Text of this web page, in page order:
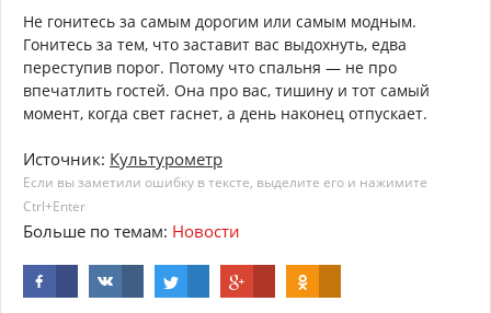
Не гонитесь за самым дорогим или самым модным.
Гонитесь за тем, что заставит вас выдохнуть, едва
переступив порог. Потому что спальня — не про
впечатлить гостей. Она про вас, тишину и тот самый
момент, когда свет гаснет, а день наконец отпускает.
Источник: Культурометр
Если вы заметили ошибку в тексте, выделите его и нажимите
Ctrl+Enter
Больше по темам: Новости